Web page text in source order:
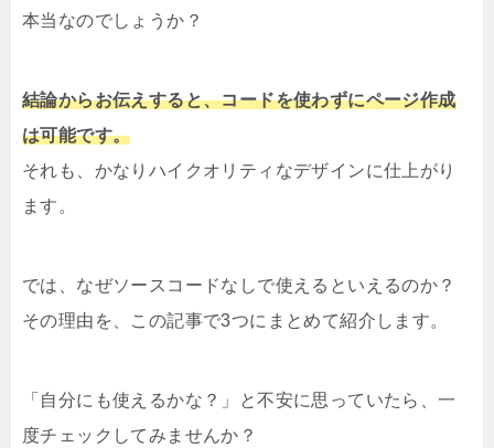
本当なのでしょうか？
結論からお伝えすると、コードを使わずにページ作成
は可能です。
それも、かなりハイクオリティなデザインに仕上がり
ます。
では、なぜソースコードなしで使えるといえるのか？
その理由を、この記事で3つにまとめて紹介します。
「自分にも使えるかな？」と不安に思っていたら、一
度チェックしてみませんか？